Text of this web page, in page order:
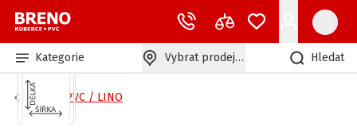
Kategorie Vybrat prodejnu Hledat
Bytové PVC / LINO